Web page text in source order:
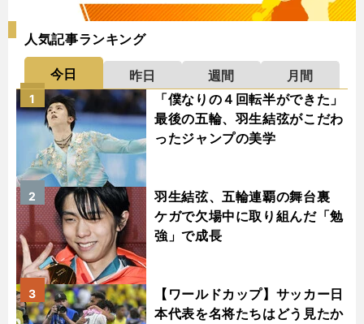
人気記事ランキング
今日 昨日 週間
月間
「僕なりの４回転半ができた」
最後の五輪、羽生結弦がこだわ
ったジャンプの美学
1
羽生結弦、五輪連覇の舞台裏
ケガで欠場中に取り組んだ「勉
強」で成長
2
【ワールドカップ】サッカー日
本代表を名将たちはどう見たか
3